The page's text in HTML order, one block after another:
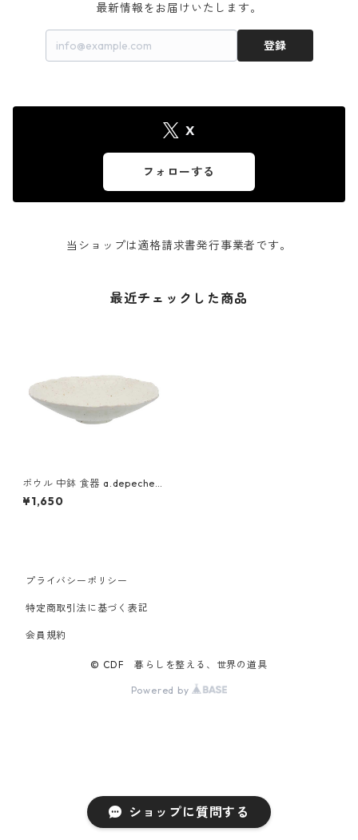
ショップに質問する
最新情報をお届けいたします。
登録
X
フォローする
当ショップは適格請求書発行事業者です。
最近チェックした商品
ボウル 中鉢 食器 a.depeche F
UWARi main bowl アデペシュ
フワリ メイン ボウル ホワイト
¥1,650
プライバシーポリシー
特定商取引法に基づく表記
会員規約
© CDF 暮らしを整える、世界の道具
Powered by